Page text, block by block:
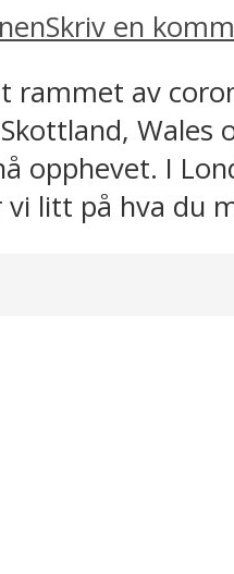
Skriv en
av
opphevet. I
litt på hva du